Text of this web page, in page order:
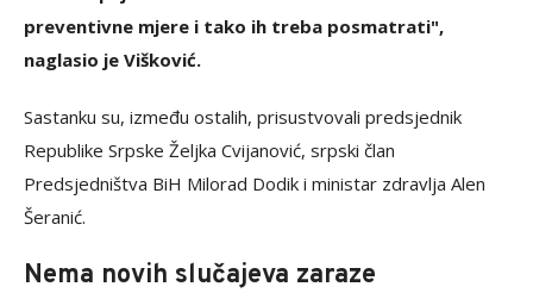
preventivne mjere i tako ih treba posmatrati",
naglasio je Višković.
Sastanku su, između ostalih, prisustvovali predsjednik
Republike Srpske Željka Cvijanović, srpski član
Predsjedništva BiH Milorad Dodik i ministar zdravlja Alen
Šeranić.
Nema novih slučajeva zaraze